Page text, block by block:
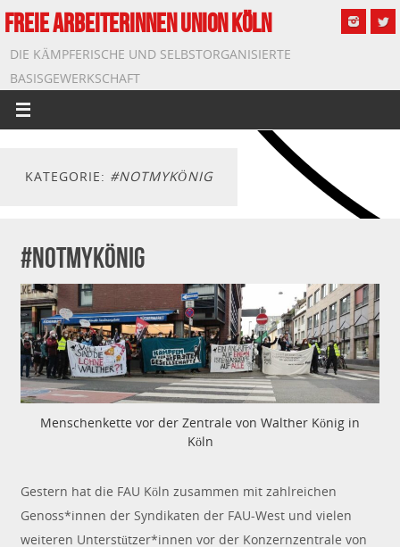
FREIE ARBEITERINNEN UNION KÖLN
DIE KÄMPFERISCHE UND SELBSTORGANISIERTE
BASISGEWERKSCHAFT
KATEGORIE: #NOTMYKÖNIG
#notmykönig
Menschenkette vor der Zentrale von Walther König in
Köln
Gestern hat die FAU Köln zusammen mit zahlreichen
Genoss*innen der Syndikaten der FAU-West und vielen
weiteren Unterstützer*innen vor der Konzernzentrale von